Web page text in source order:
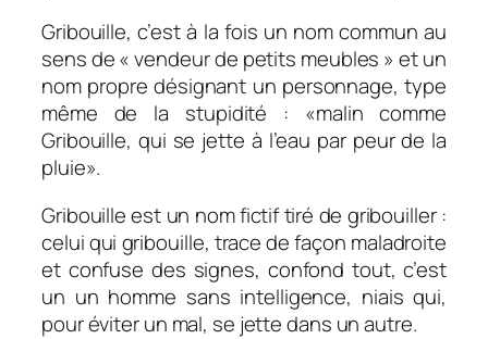
Gribouille, c’est à la fois un nom commun au
sens de « vendeur de petits meubles » et un
nom propre désignant un personnage, type
même de la stupidité : «malin comme
Gribouille, qui se jette à l’eau par peur de la
pluie».
Gribouille est un nom fictif tiré de gribouiller :
celui qui gribouille, trace de façon maladroite
et confuse des signes, confond tout, c’est
un un homme sans intelligence, niais qui,
pour éviter un mal, se jette dans un autre.